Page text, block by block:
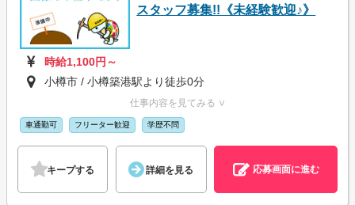
スタッフ募集!!《未経験歓迎♪》
時給1,100円～
小樽市 / 小樽築港駅より徒歩0分
仕事内容を見てみる ∨
車通勤可 フリーター歓迎 学歴不問
キープする 詳細を見る 応募画面に進む